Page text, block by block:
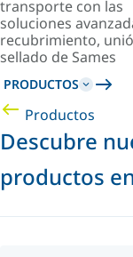
transporte con las
soluciones
recubrimiento,
sellado de Sames
PRODUCTOS
Productos
Descubre
productos